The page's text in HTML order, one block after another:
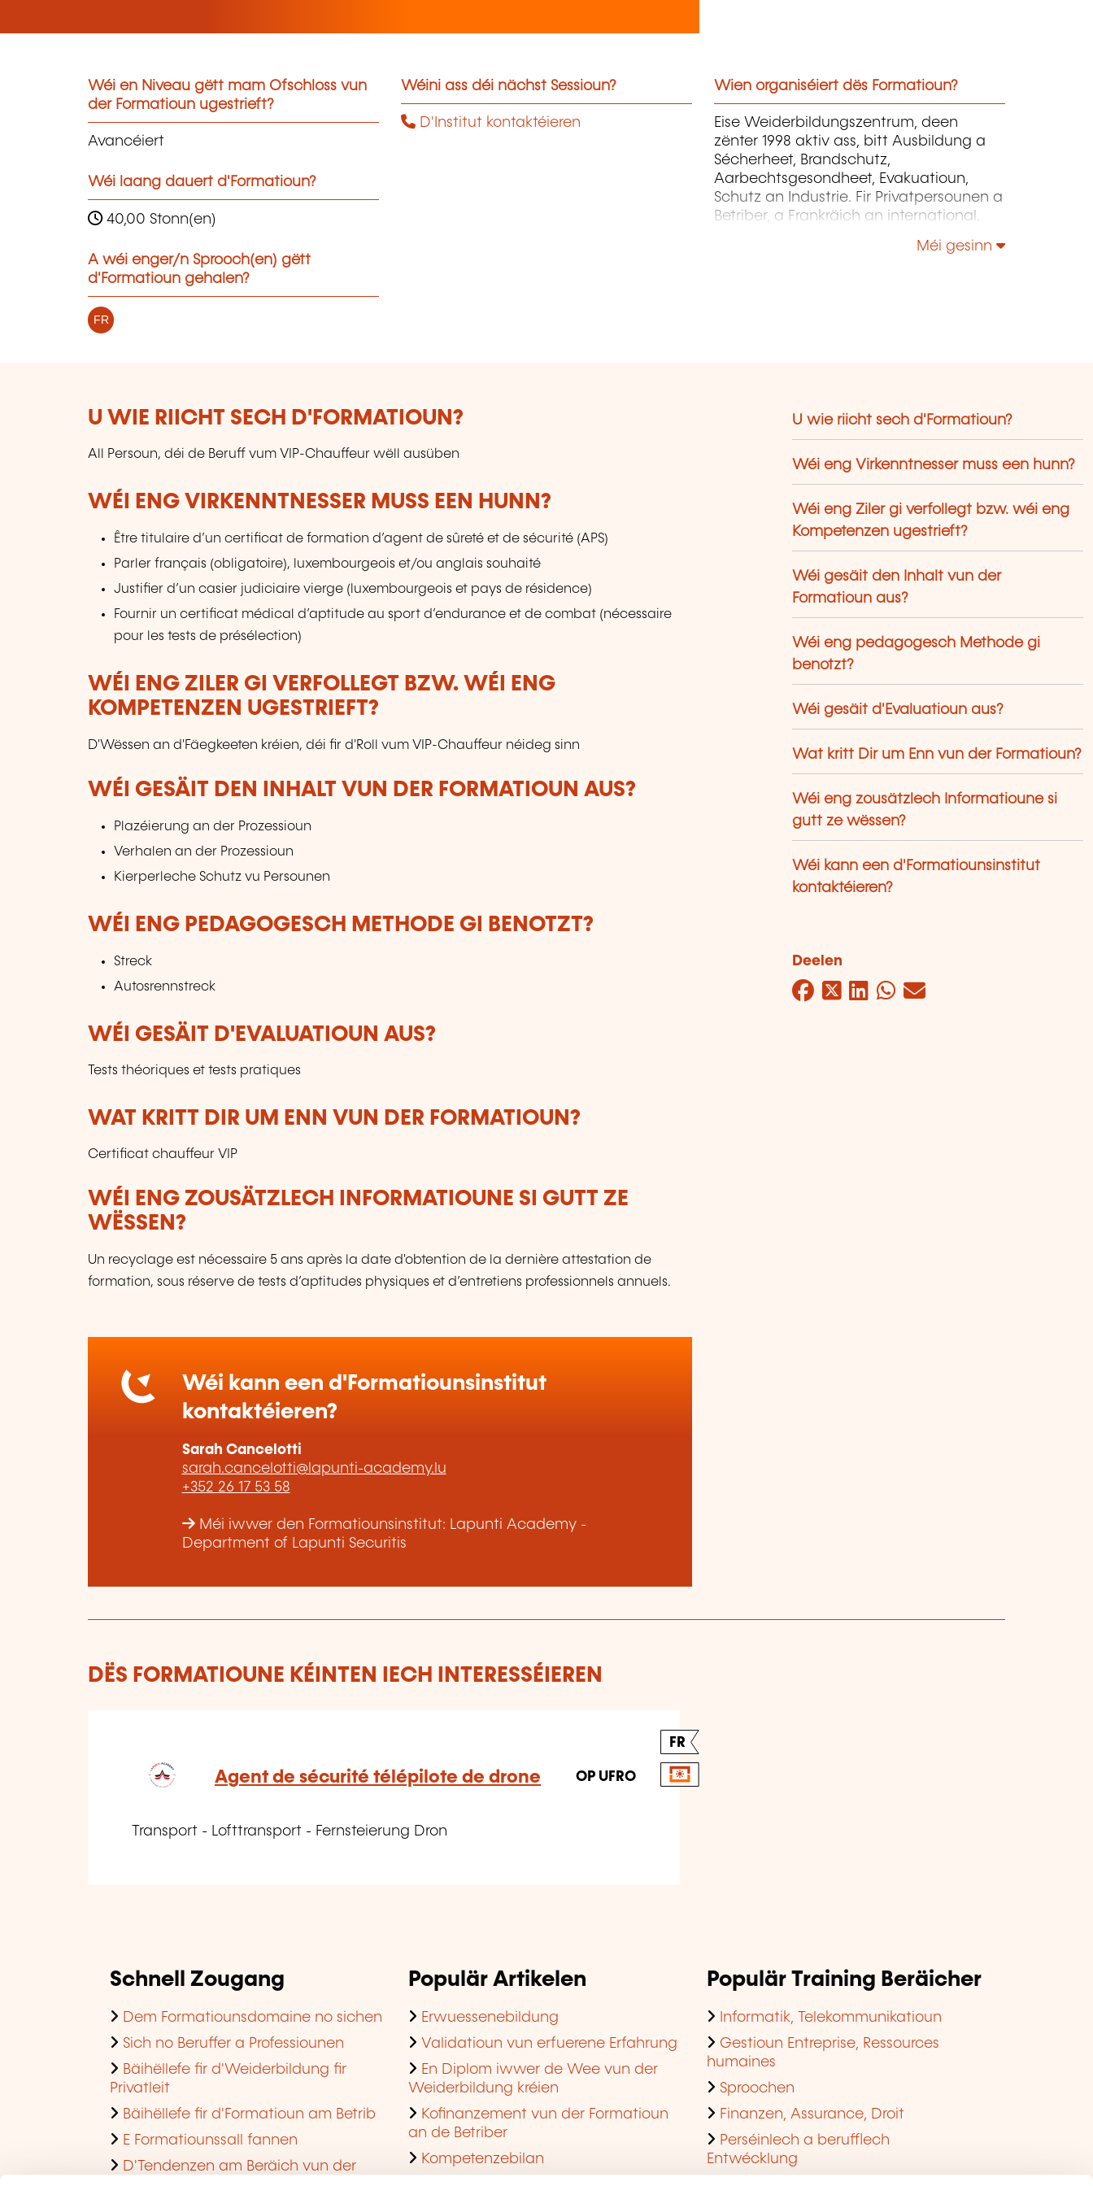
Wéi en Niveau gëtt mam Ofschloss vun
der Formatioun ugestrieft?
Avancéiert
Wéi laang dauert d'Formatioun?
40,00 Stonn(en)
A wéi enger/n Sprooch(en) gëtt
d'Formatioun gehalen?
FR
Wéini ass déi nächst Sessioun?
D'Institut kontaktéieren
Wien organiséiert dës Formatioun?
Eise Weiderbildungszentrum, deen
zënter 1998 aktiv ass, bitt Ausbildung a
Sécherheet, Brandschutz,
Aarbechtsgesondheet, Evakuatioun,
Schutz an Industrie. Fir Privatpersounen a
Betriber, a Frankräich an international.
Méi gesinn
U WIE RIICHT SECH D'FORMATIOUN?
All Persoun, déi de Beruff vum VIP-Chauffeur wëll ausüben
WÉI ENG VIRKENNTNESSER MUSS EEN HUNN?
Être titulaire d’un certificat de formation d’agent de sûreté et de sécurité (APS)
Parler français (obligatoire), luxembourgeois et/ou anglais souhaité
Justifier d’un casier judiciaire vierge (luxembourgeois et pays de résidence)
Fournir un certificat médical d’aptitude au sport d’endurance et de combat (nécessaire
pour les tests de présélection)
WÉI ENG ZILER GI VERFOLLEGT BZW. WÉI ENG
KOMPETENZEN UGESTRIEFT?
D'Wëssen an d'Fäegkeeten kréien, déi fir d'Roll vum VIP-Chauffeur néideg sinn
WÉI GESÄIT DEN INHALT VUN DER FORMATIOUN AUS?
Plazéierung an der Prozessioun
Verhalen an der Prozessioun
Kierperleche Schutz vu Persounen
WÉI ENG PEDAGOGESCH METHODE GI BENOTZT?
Streck
Autosrennstreck
WÉI GESÄIT D'EVALUATIOUN AUS?
Tests théoriques et tests pratiques
WAT KRITT DIR UM ENN VUN DER FORMATIOUN?
Certificat chauffeur VIP
WÉI ENG ZOUSÄTZLECH INFORMATIOUNE SI GUTT ZE
WËSSEN?
Un recyclage est nécessaire 5 ans après la date d'obtention de la dernière attestation de
formation, sous réserve de tests d’aptitudes physiques et d’entretiens professionnels annuels.
Wéi kann een d'Formatiounsinstitut
kontaktéieren?
Sarah Cancelotti
sarah.cancelotti@lapunti-academy.lu
+352 26 17 53 58
Méi iwwer den Formatiounsinstitut: Lapunti Academy -
Department of Lapunti Securitis
U wie riicht sech d'Formatioun?
Wéi eng Virkenntnesser muss een hunn?
Wéi eng Ziler gi verfollegt bzw. wéi eng
Kompetenzen ugestrieft?
Wéi gesäit den Inhalt vun der
Formatioun aus?
Wéi eng pedagogesch Methode gi
benotzt?
Wéi gesäit d'Evaluatioun aus?
Wat kritt Dir um Enn vun der Formatioun?
Wéi eng zousätzlech Informatioune si
gutt ze wëssen?
Wéi kann een d'Formatiounsinstitut
kontaktéieren?
Deelen
Facebook
Twitter
LinkedIn
WhatsApp
Mail
DËS FORMATIOUNE KÉINTEN IECH INTERESSÉIEREN
FR
Agent de sécurité télépilote de drone OP UFRO
Transport - Lofttransport - Fernsteierung Dron
Schnell Zougang
Dem Formatiounsdomaine no sichen
Sich no Beruffer a Professiounen
Bäihëllefe fir d'Weiderbildung fir
Privatleit
Bäihëllefe fir d'Formatioun am Betrib
E Formatiounssall fannen
D'Tendenzen am Beräich vun der
Populär Artikelen
Erwuessenebildung
Validatioun vun erfuerene Erfahrung
En Diplom iwwer de Wee vun der
Weiderbildung kréien
Kofinanzement vun der Formatioun
an de Betriber
Kompetenzebilan
Populär Training Beräicher
Informatik, Telekommunikatioun
Gestioun Entreprise, Ressources
humaines
Sproochen
Finanzen, Assurance, Droit
Perséinlech a berufflech
Entwécklung